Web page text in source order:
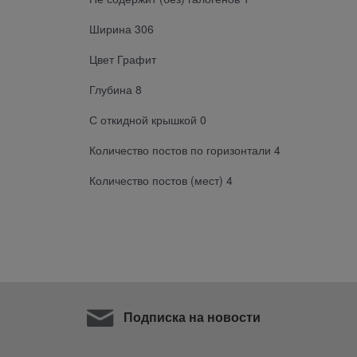
Ширина 306
Цвет Графит
Глубина 8
С откидной крышкой 0
Количество постов по горизонтали 4
Количество постов (мест) 4
Подписка на новости